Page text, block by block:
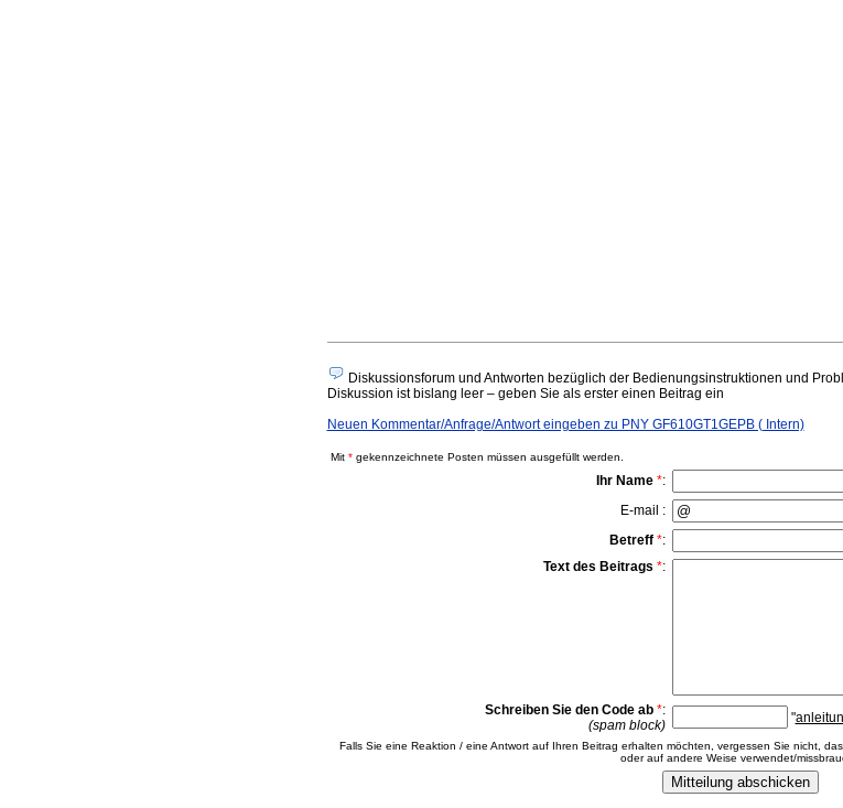
Diskussionsforum und Antworten bezüglich der Bedienungsinstruktionen und
Diskussion ist bislang leer – geben Sie als erster einen Beitrag ein
Neuen Kommentar/Anfrage/Antwort eingeben zu PNY GF610GT1GEPB ( Intern)
Mit *gekennzeichnete Posten müssen ausgefüllt werden.
Ihr Name *:
E-mail :
Betreff *:
Text des Beitrags *:
Schreiben Sie den Code ab *:
(spam block)
"
Falls Sie eine Reaktion / eine Antwort auf Ihren Beitrag erhalten möchten, vergessen Sie nicht,
oder auf andere Weise verwendet/